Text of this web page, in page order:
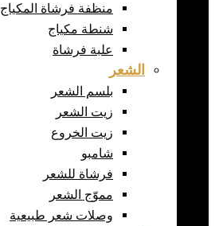
منظفة فرشاة المكياج
شنطة مكياج
علبة فرشاة
الشعر
بلسم الشعر
زيت الشعر
زيت الخروع
شامبو
فرشاة للشعر
مموّج الشعر
وصلات شعر طبيعية